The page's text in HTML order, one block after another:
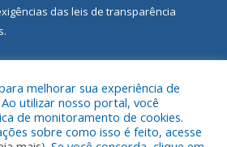
das leis de transparência
melhorar sua experiência de
utilizar nosso portal, você
de monitoramento de cookies.
sobre como isso é feito, acesse